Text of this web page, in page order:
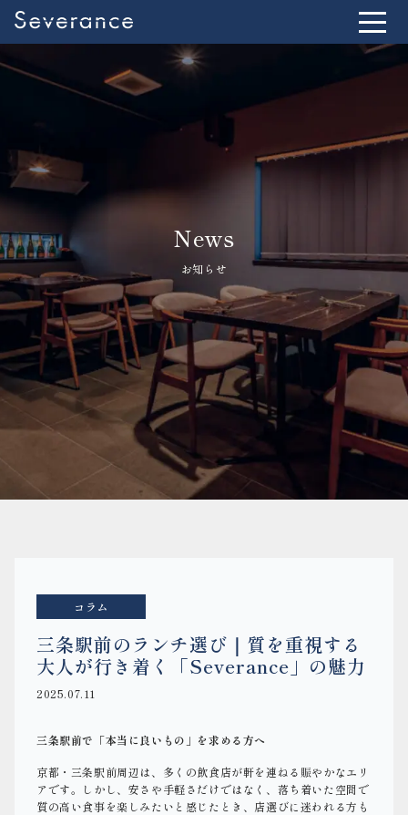
News
お知らせ
コラム
三条駅前のランチ選び｜質を重視する
大人が行き着く「Severance」の魅力
2025.07.11
三条駅前で「本当に良いもの」を求める方へ
京都・三条駅前周辺は、多くの飲食店が軒を連ねる賑やかなエリ
アです。しかし、安さや手軽さだけではなく、落ち着いた空間で
質の高い食事を楽しみたいと感じたとき、店選びに迷われる方も